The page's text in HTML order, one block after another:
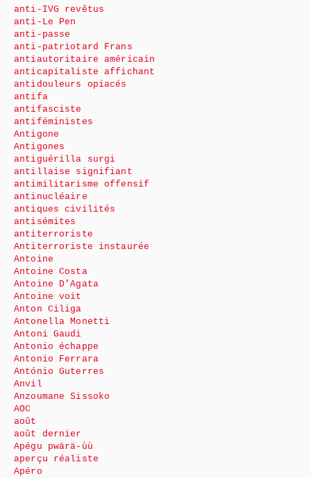
anti-IVG revêtus
anti-Le Pen
anti-passe
anti-patriotard Frans
antiautoritaire américain
anticapitaliste affichant
antidouleurs opiacés
antifa
antifasciste
antiféministes
Antigone
Antigones
antiguérilla surgi
antillaise signifiant
antimilitarisme offensif
antinucléaire
antiques civilités
antisémites
antiterroriste
Antiterroriste instaurée
Antoine
Antoine Costa
Antoine D’Agata
Antoine voit
Anton Ciliga
Antonella Monetti
Antoni Gaudi
Antonio échappe
Antonio Ferrara
António Guterres
Anvil
Anzoumane Sissoko
AOC
août
août dernier
Apégu pwärä-ùù
aperçu réaliste
Apéro